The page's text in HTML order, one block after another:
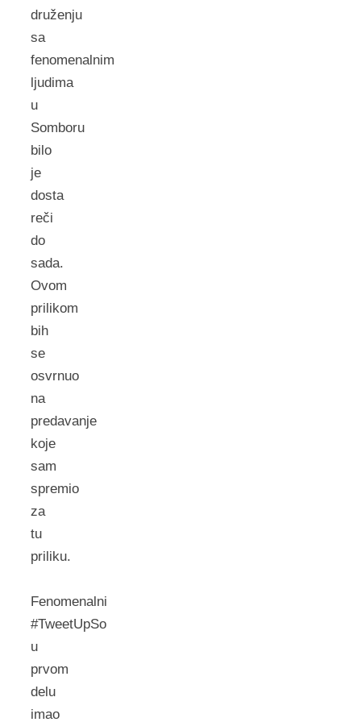
druženju
sa
fenomenalnim
ljudima
u
Somboru
bilo
je
dosta
reči
do
sada.
Ovom
prilikom
bih
se
osvrnuo
na
predavanje
koje
sam
spremio
za
tu
priliku.
Fenomenalni
#TweetUpSo
u
prvom
delu
imao